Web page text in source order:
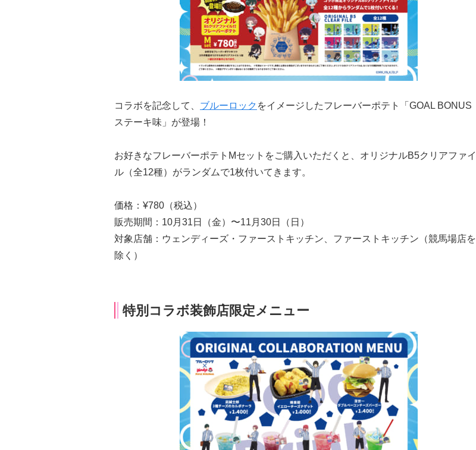
コラボを記念して、 ブルーロック をイメージしたフレーバーポテト「GOAL BONUS
ステーキ味」が登場！
お好きなフレーバーポテトMセットをご購入いただくと、オリジナルB5クリアファイ
ル（全12種）がランダムで1枚付いてきます。
価格：¥780（税込）
販売期間：10月31日（金）〜11月30日（日）
対象店舗：ウェンディーズ・ファーストキッチン、ファーストキッチン（競馬場店を
除く）
特別コラボ装飾店限定メニュー